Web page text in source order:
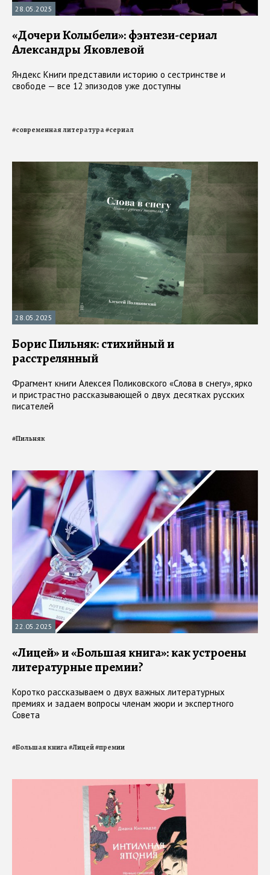
28.05.2025
«Дочери Колыбели»: фэнтези-сериал
Александры Яковлевой
Яндекс Книги представили историю о сестринстве и
свободе — все 12 эпизодов уже доступны
#современная литература#сериал
28.05.2025
Борис Пильняк: стихийный и
расстрелянный
Фрагмент книги Алексея Поликовского «Слова в снегу», ярко
и пристрастно рассказывающей о двух десятках русских
писателей
#Пильняк
22.05.2025
«Лицей» и «Большая книга»: как устроены
литературные премии?
Коротко рассказываем о двух важных литературных
премиях и задаем вопросы членам жюри и экспертного
Совета
#Большая книга#Лицей#премии